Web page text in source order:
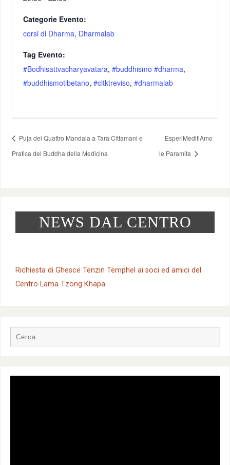
Categorie Evento:
corsi di Dharma, Dharmalab
Tag Evento:
#Bodhisattvacharyavatara,#buddhismo #dharma,
#buddhismotibetano,#cltktreviso,#dharmalab
Puja dei Quattro Mandala a Tara Cittamani e
Pratica del Buddha della Medicina
EsperiMeditiAmo
le Paramita
NEWS DAL CENTRO
Richiesta di Ghesce Tenzin Temphel ai soci ed amici del
Centro Lama Tzong Khapa